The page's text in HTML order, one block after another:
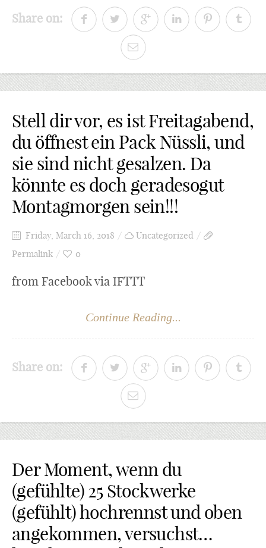
Share on:
Stell dir vor, es ist Freitagabend,
du öffnest ein Pack Nüssli, und
sie sind nicht gesalzen. Da
könnte es doch geradesogut
Montagmorgen sein!!!
Friday, March 16, 2018
Uncategorized
Permalink
0
from Facebook via IFTTT
Continue Reading...
Share on:
Der Moment, wenn du
(gefühlte) 25 Stockwerke
(gefühlt) hochrennst und oben
angekommen, versuchst…